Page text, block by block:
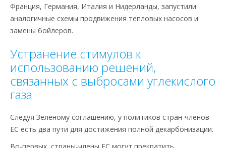
Франция, Германия, Италия и Нидерланды, запустили
аналогичные схемы продвижения тепловых насосов и
замены бойлеров.
Устранение стимулов к
использованию решений,
связанных с выбросами углекислого
газа
Следуя Зеленому соглашению, у политиков стран-членов
ЕС есть два пути для достижения полной декарбонизации.